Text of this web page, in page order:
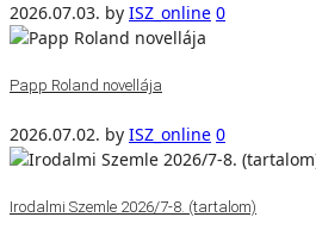
2026.07.03. by ISZ_online 0
Papp Roland novellája
2026.07.02. by ISZ_online 0
Irodalmi Szemle 2026/7-8. (tartalom)